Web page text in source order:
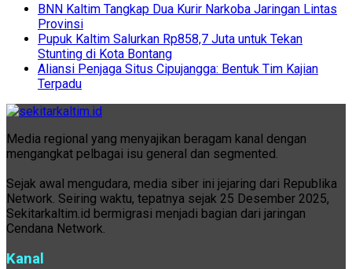
BNN Kaltim Tangkap Dua Kurir Narkoba Jaringan Lintas
Provinsi
Pupuk Kaltim Salurkan Rp858,7 Juta untuk Tekan
Stunting di Kota Bontang
Aliansi Penjaga Situs Cipujangga: Bentuk Tim Kajian
Terpadu
Media regional yang menyajikan beragam kanal dengan
mengangkat pelbagai isu general dan segmented.
Sejak awal mengudara, media siber ini jejaring dari Republika
Network. Seiring waktu, tepatnya sejak 25 Desember 2025,
Sekitarkaltim.id bermigrasi menjadi bagian dari jaringan
Cendana Network.
Kanal